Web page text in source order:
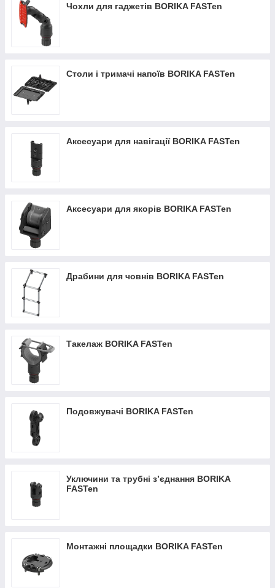
Чохли для гаджетів BORIKA FASTen
Столи і тримачі напоїв BORIKA FASTen
Аксесуари для навігації BORIKA FASTen
Аксесуари для якорів BORIKA FASTen
Драбини для човнів BORIKA FASTen
Такелаж BORIKA FASTen
Подовжувачі BORIKA FASTen
Уключини та трубні з’єднання BORIKA
FASTen
Монтажні площадки BORIKA FASTen